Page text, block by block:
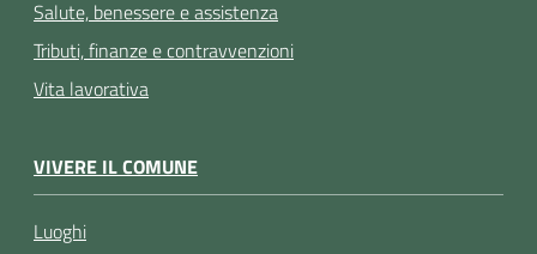
Salute, benessere e assistenza
Tributi, finanze e contravvenzioni
Vita lavorativa
VIVERE IL COMUNE
Luoghi